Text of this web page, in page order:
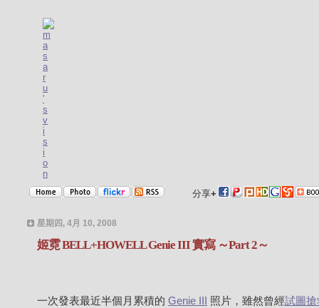
分享+
星期四, 4月 10, 2008
姬霓 BELL+HOWELL Genie III 實寫 ～Part 2～
一次發表最近半個月累積的 Genie III 照片，雖然曾經試圖